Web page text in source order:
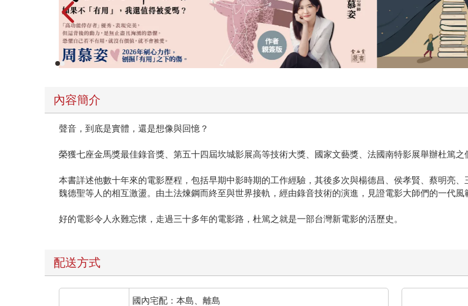
內容簡介
聲音，到底是實體，還是想像與回憶？
榮獲七座金馬獎最佳錄音獎、第五十四屆坎城影展高等技術大獎、國家文藝獎、法國南特影展舉辦杜
本書詳述他數十年來的電影歷程，包括早期中影時期的工作經驗，其後多次與楊德昌、侯孝賢、蔡明亮
魏德聖等人的相互激盪。由土法煉鋼而終至與世界接軌，經由錄音技術的演進，見證電影大師們的一代風
好的電影令人永難忘懷，走過三十多年的電影路，杜篤之就是一部台灣新電影的活歷史。
配送方式
國內宅配：本島、離島